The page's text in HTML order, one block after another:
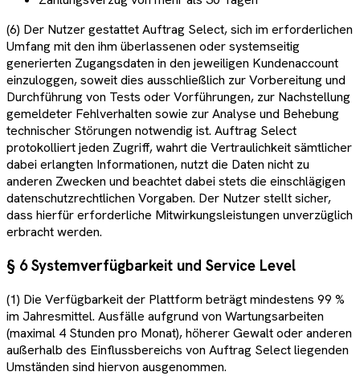
(6) Der Nutzer gestattet Auftrag Select, sich im erforderlichen
Umfang mit den ihm überlassenen oder systemseitig
generierten Zugangsdaten in den jeweiligen Kundenaccount
einzuloggen, soweit dies ausschließlich zur Vorbereitung und
Durchführung von Tests oder Vorführungen, zur Nachstellung
gemeldeter Fehlverhalten sowie zur Analyse und Behebung
technischer Störungen notwendig ist. Auftrag Select
protokolliert jeden Zugriff, wahrt die Vertraulichkeit sämtlicher
dabei erlangten Informationen, nutzt die Daten nicht zu
anderen Zwecken und beachtet dabei stets die einschlägigen
datenschutzrechtlichen Vorgaben. Der Nutzer stellt sicher,
dass hierfür erforderliche Mitwirkungsleistungen unverzüglich
erbracht werden.
§ 6 Systemverfügbarkeit und Service Level
(1) Die Verfügbarkeit der Plattform beträgt mindestens 99 %
im Jahresmittel. Ausfälle aufgrund von Wartungsarbeiten
(maximal 4 Stunden pro Monat), höherer Gewalt oder anderen
außerhalb des Einflussbereichs von Auftrag Select liegenden
Umständen sind hiervon ausgenommen.